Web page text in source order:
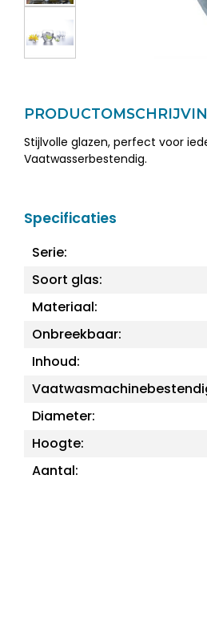
Stijlvolle glazen, perfect voor
Vaatwasserbestendig.
Specificaties
Serie:
Soort glas:
Materiaal:
Onbreekbaar:
Inhoud:
Diameter:
Hoogte:
Aantal: